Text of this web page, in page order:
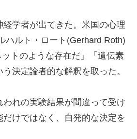
経学者が出てきた。米国の心理
ハルト・ロート(Gerhard Roth)
トのような存在だ」「遺伝素
決定論者的な解釈を取った。
れの実験結果が間違って受け
けではなく、自発的な決定を